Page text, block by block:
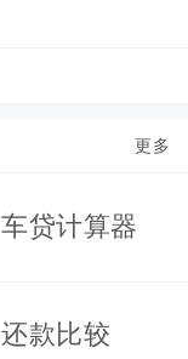
更多
车贷计算器
还款比较